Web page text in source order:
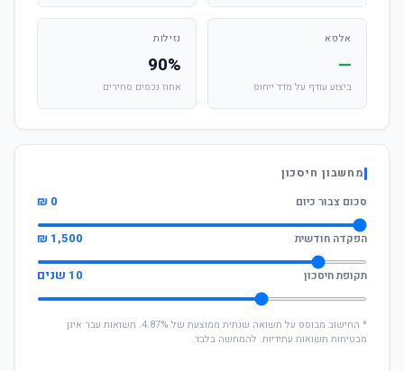
אלפא
—
ביצוע עודף על מדד ייחוס
נזילות
90%
אחוז נכסים סחירים
מחשבון חיסכון
סכום צבור כיום
0 ₪
הפקדה חודשית 1,500 ₪
תקופת חיסכון 10 שנים
* החישוב מבוסס על תשואה שנתית ממוצעת של 4.87%. תשואות עבר אינן
מבטיחות תשואות עתידיות. להמחשה בלבד.